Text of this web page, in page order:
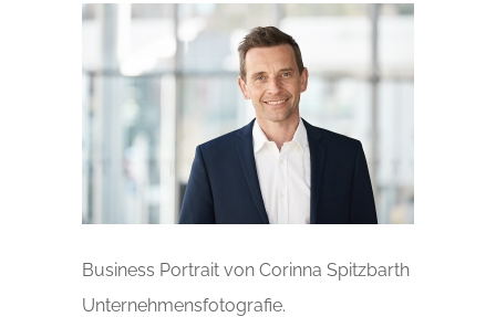
Business Portrait von Corinna Spitzbarth
Unternehmensfotografie.